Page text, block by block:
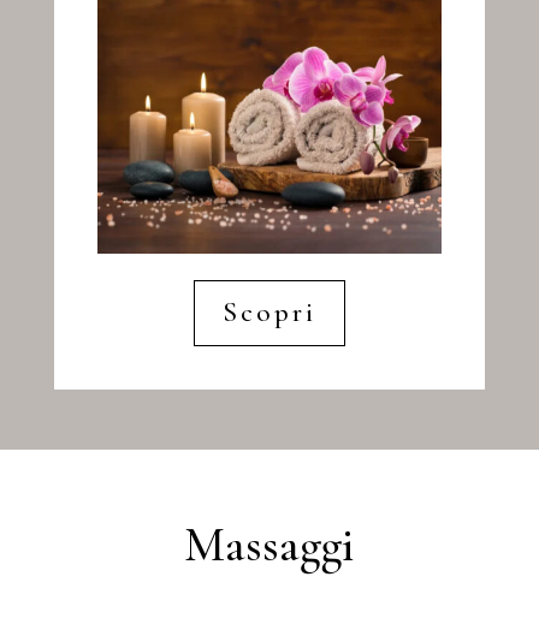
Scopri
Massaggi